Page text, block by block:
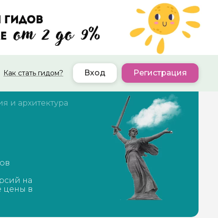
Как стать гидом? Вход Регистрация
и архитектура
на
цены в